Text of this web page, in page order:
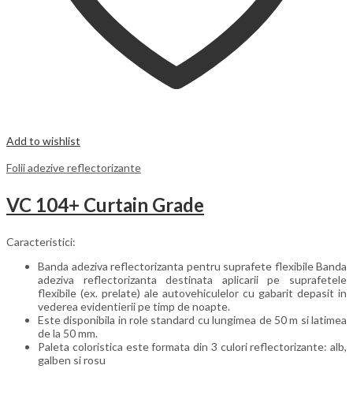
Add to wishlist
Folii adezive reflectorizante
VC 104+ Curtain Grade
Caracteristici:
Banda adeziva reflectorizanta pentru suprafete flexibile Banda
adeziva reflectorizanta destinata aplicarii pe suprafetele
flexibile (ex. prelate) ale autovehiculelor cu gabarit depasit in
vederea evidentierii pe timp de noapte.
Este disponibila in role standard cu lungimea de 50 m si latimea
de la 50 mm.
Paleta coloristica este formata din 3 culori reflectorizante: alb,
galben si rosu